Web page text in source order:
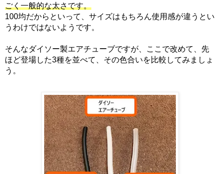
ごく一般的な太さです。
100均だからといって、サイズはもちろん使用感が違うとい
うわけではないようです。
そんなダイソー製エアチューブですが、ここで改めて、先
ほど登場した3種を並べて、その色合いを比較してみましょ
う。